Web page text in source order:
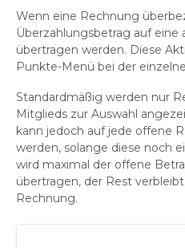
Wenn eine Rechnung
Überzahlungsbetrag auf eine
übertragen werden. Diese
Punkte-Menü bei der
Standardmäßig werden nur
Mitglieds zur Auswahl
kann jedoch auf jede offene
werden, solange diese noch
wird maximal der offene
übertragen, der Rest
Rechnung.